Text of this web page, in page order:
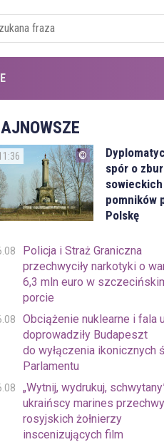
spór o
sowieckich
pomników
Polskę
Policja i Straż Graniczna
przechwyciły narkotyki o
6,3 mln euro w
porcie
Obciążenie nuklearne i fala
doprowadziły Budapeszt
do wyłączenia ikonicznych
Parlamentu
„Wytnij, wydrukuj,
ukraińscy marines
rosyjskich żołnierzy
inscenizujących film